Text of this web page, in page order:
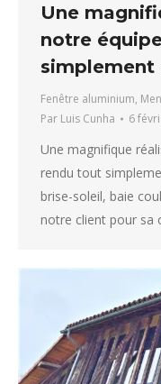
Une
notre
simplement
Fenêtre aluminium,
Par Luis Cunha 6
Une magnifique
rendu tout
brise-soleil, baie
notre client pour sa